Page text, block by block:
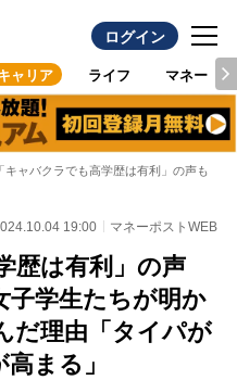
ログイン
ャリア ライフ マネー
「キャバクラでも高学歴は有利」の声も 超
19:00 マネーポストWEB
歴は有利」の声
学生たちが明か
だ理由「タイパが
まる」